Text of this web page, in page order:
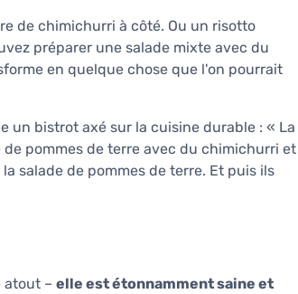
de chimichurri à côté. Ou un risotto
préparer une salade mixte avec du
en quelque chose que l'on pourrait
un bistrot axé sur la cuisine durable : « La
pommes de terre avec du chimichurri et
salade de pommes de terre. Et puis ils
atout – elle est étonnamment saine et